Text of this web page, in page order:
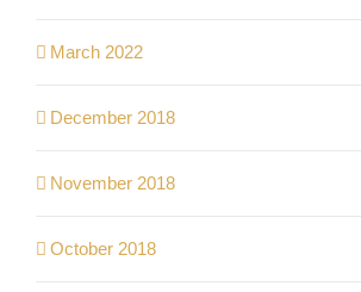
March 2022
December 2018
November 2018
October 2018